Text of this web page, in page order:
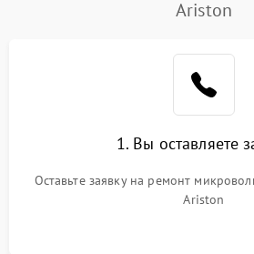
2400 ₽
Не горит подсветка 2000 ₽
Ariston
1. Вы оставляете
Оставьте заявку на ремонт
Ariston